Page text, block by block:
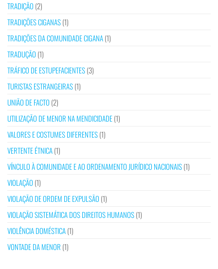
TRADIÇÃO (2)
TRADIÇÕES CIGANAS(1)
TRADIÇÕES DA COMUNIDADE CIGANA(1)
TRADUÇÃO (1)
TRÁFICO DE ESTUPEFACIENTES(3)
TURISTAS ESTRANGEIRAS(1)
UNIÃO DE FACTO (2)
UTILIZAÇÃO DE MENOR NA MENDICIDADE(1)
VALORES E COSTUMES DIFERENTES(1)
VERTENTE ÉTNICA(1)
VÍNCULO À COMUNIDADE E AO ORDENAMENTO JURÍDICO NACIONAIS(1)
VIOLAÇÃO (1)
VIOLAÇÃO DE ORDEM DE EXPULSÃO (1)
VIOLAÇÃO SISTEMÁTICA DOS DIREITOS HUMANOS(1)
VIOLÊNCIA DOMÉSTICA(1)
VONTADE DA MENOR (1)